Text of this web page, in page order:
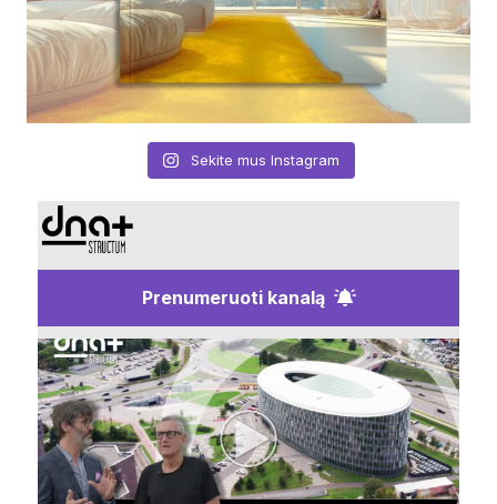
Sekite mus Instagram
Prenumeruoti kanalą